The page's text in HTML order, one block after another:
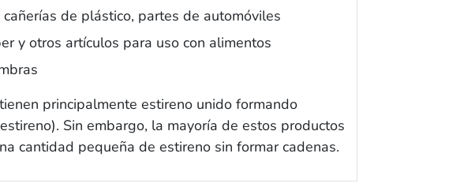
de plástico, partes de automóviles
y otros artículos para uso con alimentos
principalmente estireno unido formando
Sin embargo, la mayoría de estos productos
cantidad pequeña de estireno sin formar cadenas.